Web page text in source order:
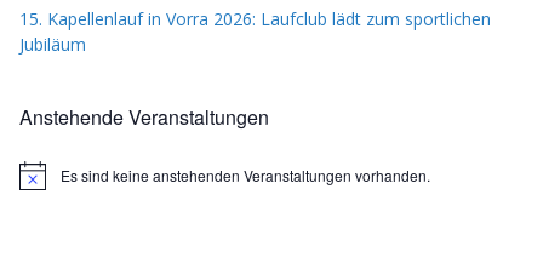
15. Kapellenlauf in Vorra 2026: Laufclub lädt zum sportlichen
Jubiläum
Anstehende Veranstaltungen
H
Es sind keine anstehenden Veranstaltungen vorhanden.